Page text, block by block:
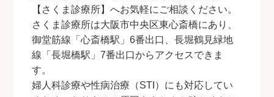
【さくま診療所】へお気軽にご相談ください。
さくま診療所は大阪市中央区東心斎橋にあり、
御堂筋線「心斎橋駅」6番出口、長堀鶴見緑地
線「長堀橋駅」7番出口からアクセスできま
す。
婦人科診療や性病治療（STI）にも対応してい